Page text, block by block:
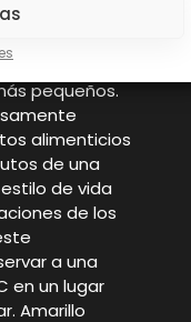
o
no está
edad. Mantener
pequeños.
alimenticios
de una
de vida
de los
a una
en un lugar
Amarillo